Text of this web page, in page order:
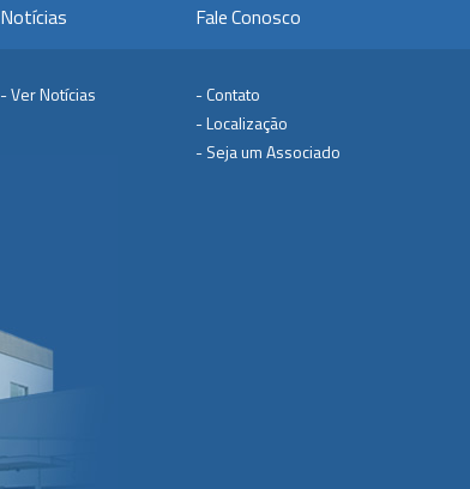
Notícias
- Ver Notícias
Fale Conosco
- Contato
- Localização
- Seja um Associado